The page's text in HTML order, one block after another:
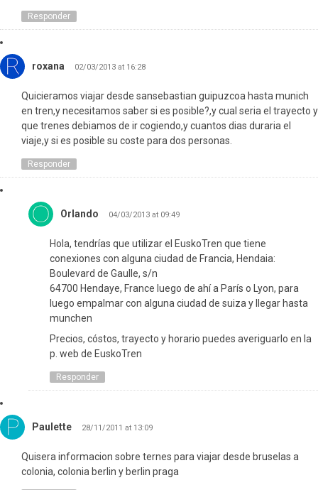
Responder
roxana 02/03/2013 at 16:28
Quicieramos viajar desde sansebastian guipuzcoa hasta munich
en tren,y necesitamos saber si es posible?,y cual seria el trayecto y
que trenes debiamos de ir cogiendo,y cuantos dias duraria el
viaje,y si es posible su coste para dos personas.
Responder
Orlando 04/03/2013 at 09:49
Hola, tendrías que utilizar el EuskoTren que tiene
conexiones con alguna ciudad de Francia, Hendaia:
Boulevard de Gaulle, s/n
64700 Hendaye, France luego de ahí a París o Lyon, para
luego empalmar con alguna ciudad de suiza y llegar hasta
munchen
Precios, cóstos, trayecto y horario puedes averiguarlo en la
p. web de EuskoTren
Responder
Paulette 28/11/2011 at 13:09
Quisera informacion sobre ternes para viajar desde bruselas a
colonia, colonia berlin y berlin praga